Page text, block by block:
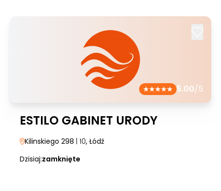
5.00/5
ESTILO GABINET URODY
Kilinskiego 298 | 10, Łódź
Dzisiaj:zamknięte